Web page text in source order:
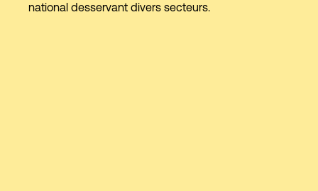
national desservant divers secteurs.